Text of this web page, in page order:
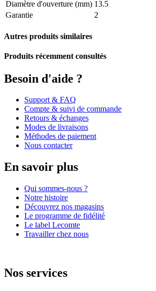
Diamètre d'ouverture (mm) 13.5
Garantie
2
Autres produits similaires
Produits récemment consultés
Besoin d'aide ?
Support & FAQ
Compte & suivi de commande
Retours & échanges
Modes de livraisons
Méthodes de paiement
Nous contacter
En savoir plus
Qui sommes-nous ?
Notre histoire
Découvrez nos magasins
Le programme de fidélité
Le label Lecomte
Travailler chez nous
Nos services